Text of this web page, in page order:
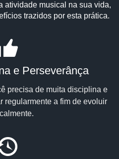
atividade musical na sua vida,
trazidos por esta prática.
e Perseverânça
precisa de muita disciplina e
regularmente a fim de evoluir